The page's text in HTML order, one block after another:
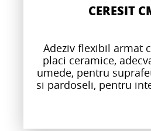
CERESIT
Adeziv flexibil armat
placi ceramice,
umede, pentru
si pardoseli, pentru